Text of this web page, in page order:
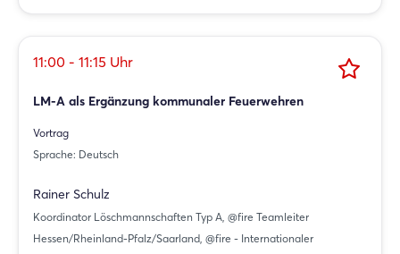
11:00 - 11:15 Uhr
LM-A als Ergänzung kommunaler Feuerwehren
Vortrag
Sprache: Deutsch
Rainer Schulz
Koordinator Löschmannschaften Typ A, @fire Teamleiter
Hessen/Rheinland-Pfalz/Saarland, @fire - Internationaler